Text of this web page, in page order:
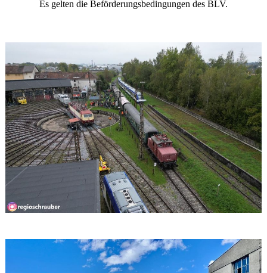
Es gelten die Beförderungsbedingungen des BLV.